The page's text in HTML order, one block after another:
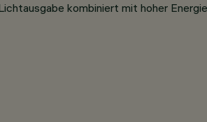
kombiniert mit hoher